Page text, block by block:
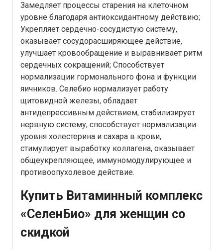
Замедляет процессы старения на клеточном
уровне благодаря антиоксидантному действию;
Укрепляет сердечно-сосудистую систему,
оказывает сосудорасширяющее действие,
улучшает кровообращение и выравнивает ритм
сердечных сокращений; Способствует
нормализации гормонального фона и функции
яичников. Селебио нормализует работу
щитовидной железы, обладает
антидепрессивным действием, стабилизирует
нервную систему, способствует нормализации
уровня холестерина и сахара в крови,
стимулирует выработку коллагена, оказывает
общеукрепляющее, иммуномодулирующее и
противоопухолевое действие.
Купить Витаминный комплекс
«СеленБио» для женщин со
скидкой